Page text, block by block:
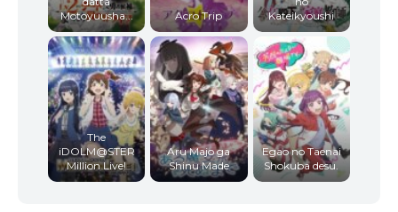
Motoyuusha...
Acro Trip
Kateikyoushi
The
iDOLM@STER
Million Live!
Aru Majo ga
Shinu Made
Egao no Taenai
Shokuba desu.